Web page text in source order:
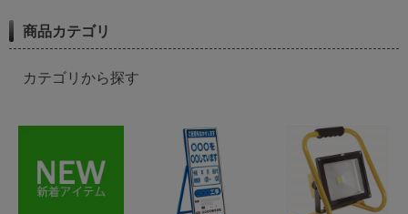
商品カテゴリ
カテゴリから探す